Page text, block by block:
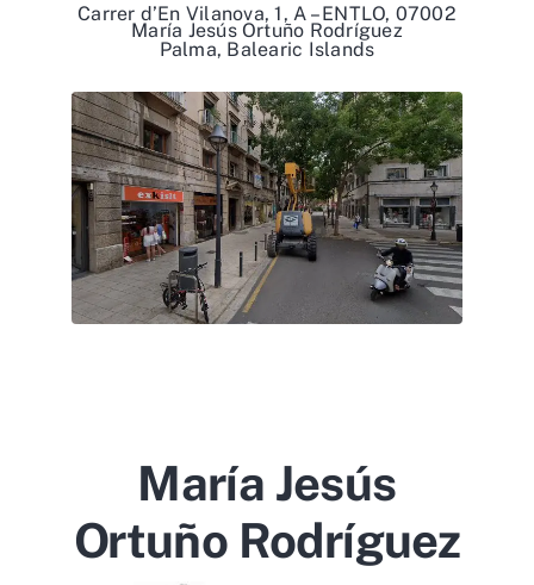
María Jesús Ortuño Rodríguez
Carrer d’En Vilanova, 1, A – ENTLO, 07002
Palma, Balearic Islands
María Jesús
Ortuño Rodríguez